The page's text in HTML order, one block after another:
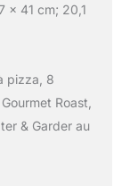
x 41 cm; 20,1
pizza, 8
Roast,
& Garder au